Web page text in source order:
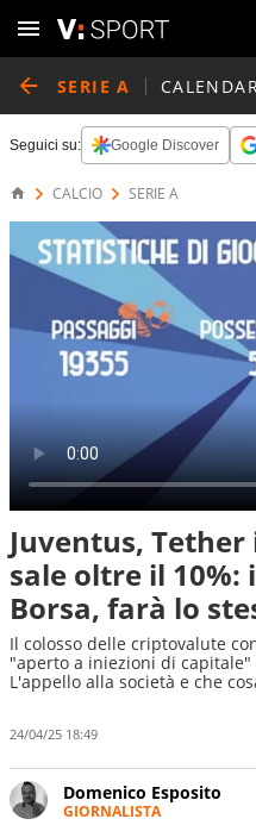
SERIE A
Seguici su: Google Discover
CALCIO SERIE A
Juventus,
sale oltre il
Borsa, farà lo
Il colosso delle criptovalute
"aperto a iniezioni di
L'appello alla società e che
24/04/25 18:49
Domenico Esposito
GIORNALISTA